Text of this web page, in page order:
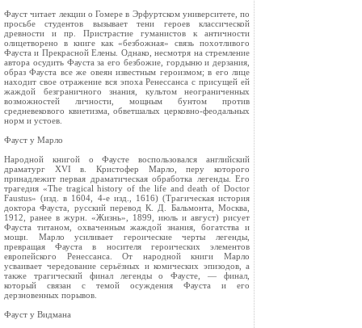
Фауст читает лекции о Гомере в Эрфуртском университете, по
просьбе студентов вызывает тени героев классической
древности и пр. Пристрастие гуманистов к античности
олицетворено в книге как «безбожная» связь похотливого
Фауста и Прекрасной Елены. Однако, несмотря на стремление
автора осудить Фауста за его безбожие, гордыню и дерзания,
образ Фауста все же овеян известным героизмом; в его лице
находит свое отражение вся эпоха Ренессанса с присущей ей
жаждой безграничного знания, культом неограниченных
возможностей личности, мощным бунтом против
средневекового квиетизма, обветшалых церковно-феодальных
норм и устоев.
Фауст у Марло
Народной книгой о Фаусте воспользовался английский
драматург XVI в. Кристофер Марло, перу которого
принадлежит первая драматическая обработка легенды. Его
трагедия «The tragical history of the life and death of Doctor
Faustus» (изд. в 1604, 4-е изд., 1616) (Трагическая история
доктора Фауста, русский перевод К. Д. Бальмонта, Москва,
1912, ранее в журн. «Жизнь», 1899, июль и август) рисует
Фауста титаном, охваченным жаждой знания, богатства и
мощи. Марло усиливает героические черты легенды,
превращая Фауста в носителя героических элементов
европейского Ренессанса. От народной книги Марло
усваивает чередование серьёзных и комических эпизодов, а
также трагический финал легенды о Фаусте, — финал,
который связан с темой осуждения Фауста и его
дерзновенных порывов.
Фауст у Видмана